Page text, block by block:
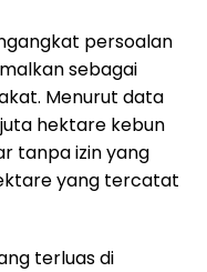
persoalan
sebagai
Menurut data
hektare kebun
tanpa izin yang
yang tercatat
terluas di